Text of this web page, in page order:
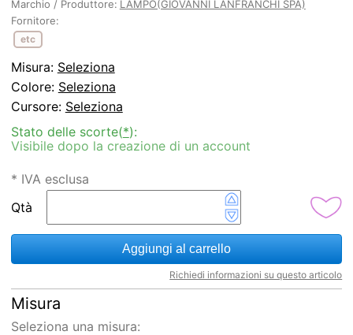
Marchio / Produttore: LAMPO(GIOVANNI LANFRANCHI SPA)
Fornitore:
etc
Misura: Seleziona
Colore: Seleziona
Cursore: Seleziona
Stato delle scorte(*):
Visibile dopo la creazione di un account
* IVA esclusa
Qtà
Aggiungi al carrello
Richiedi informazioni su questo articolo
Misura
Seleziona una misura: